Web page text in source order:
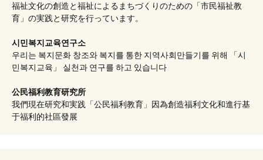
福祉文化の創造と福祉によるまちづくりのための「市民福祉教
育」の実践と研究を行っています。
시민복지교육연구소
우리는 복지문화 창조와 복지를 통한 지역사회만들기를 위해 「시
민복지교육」 실천과 연구를 하고 있습니다
公民福利教育研究所
我們現在研究和実践「公民福利教育」因為創造福利文化和進行基
于福利的社區發展